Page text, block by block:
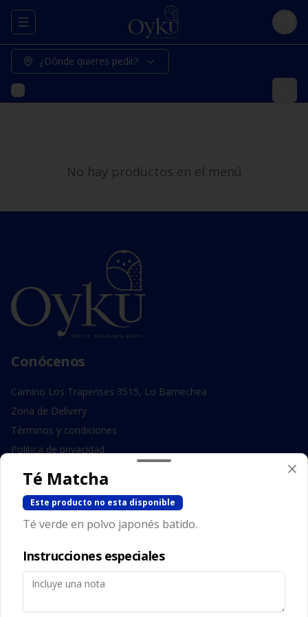
Abrir menu de navegación Login
¿Dónde quieres pedir?
No hay productos en el menú
Conócenos
Camino Los Trapenses 3515, Lo Barnechea
Zona de Delivery
Términos y condiciones
Política de privacidad
Redes sociales
Instagram
Facebook
Mi cuenta
Té Matcha
Este producto no esta disponible
Té verde en polvo japonés batido.
Instrucciones especiales